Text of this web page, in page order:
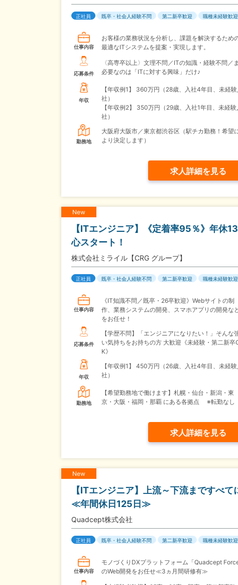
正社員 既卒・社会人経験不問 第二新卒歓迎 職種未経験歓迎
仕事内容
お客様の業務状況を分析し、課題を解決するため
最適なITシステムを提案・実現します。
応募条件
〈高専卒以上〉文理不問／ITの知識・経験不問／
必要なのは「ITに対する興味」だけ♪
年収
【年収例1】
360万円（28歳、入社4年目、未経験
社）
【年収例2】
350万円（29歳、入社1年目、未経験
社）
勤務地
大阪府大阪市／東京都渋谷区（駅チカ勤務！希望
より決定します）
求人詳細を見る
New
【ITエンジニア】《定着率95％》年休
心スタート！
株式会社ミライル【CRG グループ】
正社員 既卒・社会人経験不問 第二新卒歓迎 職種未経験歓迎
仕事内容
《IT知識不問／既卒・26卒歓迎》Webサイトの制
作、業務システムの開発、スマホアプリの開発な
をお任せ！
応募条件
【学歴不問】「エンジニアになりたい！」そんな
い気持ちをお持ちの方 大歓迎《未経験・第二新卒
K》
年収
【年収例1】
450万円（26歳、入社4年目、未経験
社）
勤務地
【希望勤務地で働けます】札幌・仙台・新潟・東
京・大阪・福岡・那覇 にある各拠点 ※転勤なし
求人詳細を見る
New
【ITエンジニア】上流～下流まですべ
≪年間休日125日≫
Quadcept株式会社
正社員 既卒・社会人経験不問 第二新卒歓迎 職種未経験歓迎
仕事内容
モノづくりDXプラットフォーム「Quadcept Force
のWeb開発をお任せ≪3ヵ月間研修有≫